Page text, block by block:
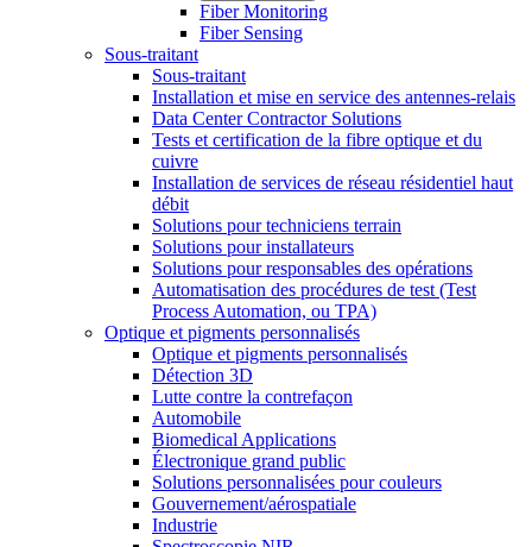
Fiber Monitoring
Fiber Sensing
Sous-traitant
Sous-traitant
Installation et mise en service des antennes-relais
Data Center Contractor Solutions
Tests et certification de la fibre optique et du
cuivre
Installation de services de réseau résidentiel haut
débit
Solutions pour techniciens terrain
Solutions pour installateurs
Solutions pour responsables des opérations
Automatisation des procédures de test (Test
Process Automation, ou TPA)
Optique et pigments personnalisés
Optique et pigments personnalisés
Détection 3D
Lutte contre la contrefaçon
Automobile
Biomedical Applications
Électronique grand public
Solutions personnalisées pour couleurs
Gouvernement/aérospatiale
Industrie